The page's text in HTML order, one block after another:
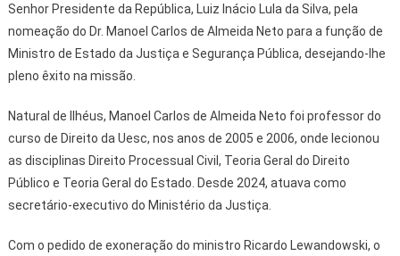
Senhor Presidente da República, Luiz Inácio Lula da Silva, pela
nomeação do Dr. Manoel Carlos de Almeida Neto para a função de
Ministro de Estado da Justiça e Segurança Pública, desejando-lhe
pleno êxito na missão.
Natural de Ilhéus, Manoel Carlos de Almeida Neto foi professor do
curso de Direito da Uesc, nos anos de 2005 e 2006, onde lecionou
as disciplinas Direito Processual Civil, Teoria Geral do Direito
Público e Teoria Geral do Estado. Desde 2024, atuava como
secretário-executivo do Ministério da Justiça.
Com o pedido de exoneração do ministro Ricardo Lewandowski, o